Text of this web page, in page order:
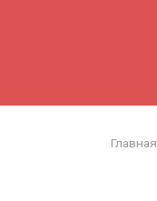
Главная